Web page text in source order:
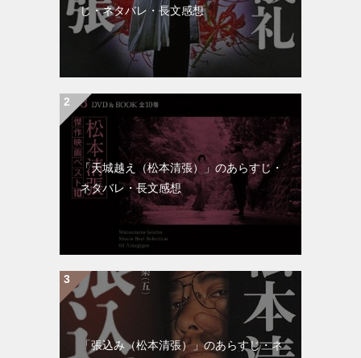
じ・ネタバレ・長文感想
「天城越え（松本清張）」のあらすじ・
ネタバレ・長文感想
「張込み（松本清張）」のあらすじ・ネ